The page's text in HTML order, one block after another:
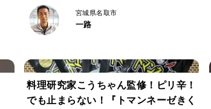
宮城県名取市
一路
料理研究家こうちゃん監修！ピリ辛！
でも止まらない！『トマンネーゼきく